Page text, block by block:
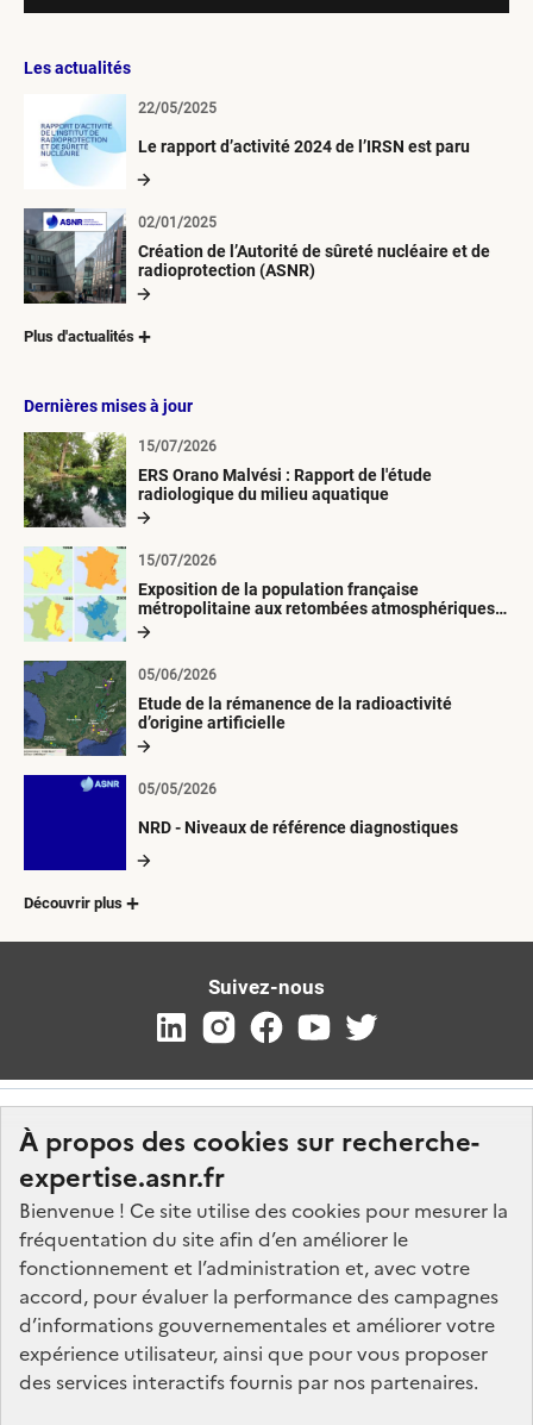
À propos des cookies sur recherche-
expertise.asnr.fr
Bienvenue ! Ce site utilise des cookies pour mesurer la
fréquentation du site afin d’en améliorer le
fonctionnement et l’administration et, avec votre
accord, pour évaluer la performance des campagnes
d’informations gouvernementales et améliorer votre
expérience utilisateur, ainsi que pour vous proposer
des services interactifs fournis par nos partenaires.
Les actualités
Le rapport d’activité 2024 de l’IRSN est paru
22/05/2025
Création de l’Autorité de sûreté nucléaire et de
radioprotection (ASNR)
02/01/2025
Plus d'actualités
Dernières mises à jour
ERS Orano Malvési : Rapport de l'étude
radiologique du milieu aquatique
15/07/2026
Exposition de la population française
métropolitaine aux retombées atmosphériques
radioactives depuis 1945
15/07/2026
Etude de la rémanence de la radioactivité
d’origine artificielle
05/06/2026
NRD - Niveaux de référence diagnostiques
05/05/2026
Découvrir plus
Suivez-nous
Nos marchés
Nos offres d'emploi
FAQ
Glossaire